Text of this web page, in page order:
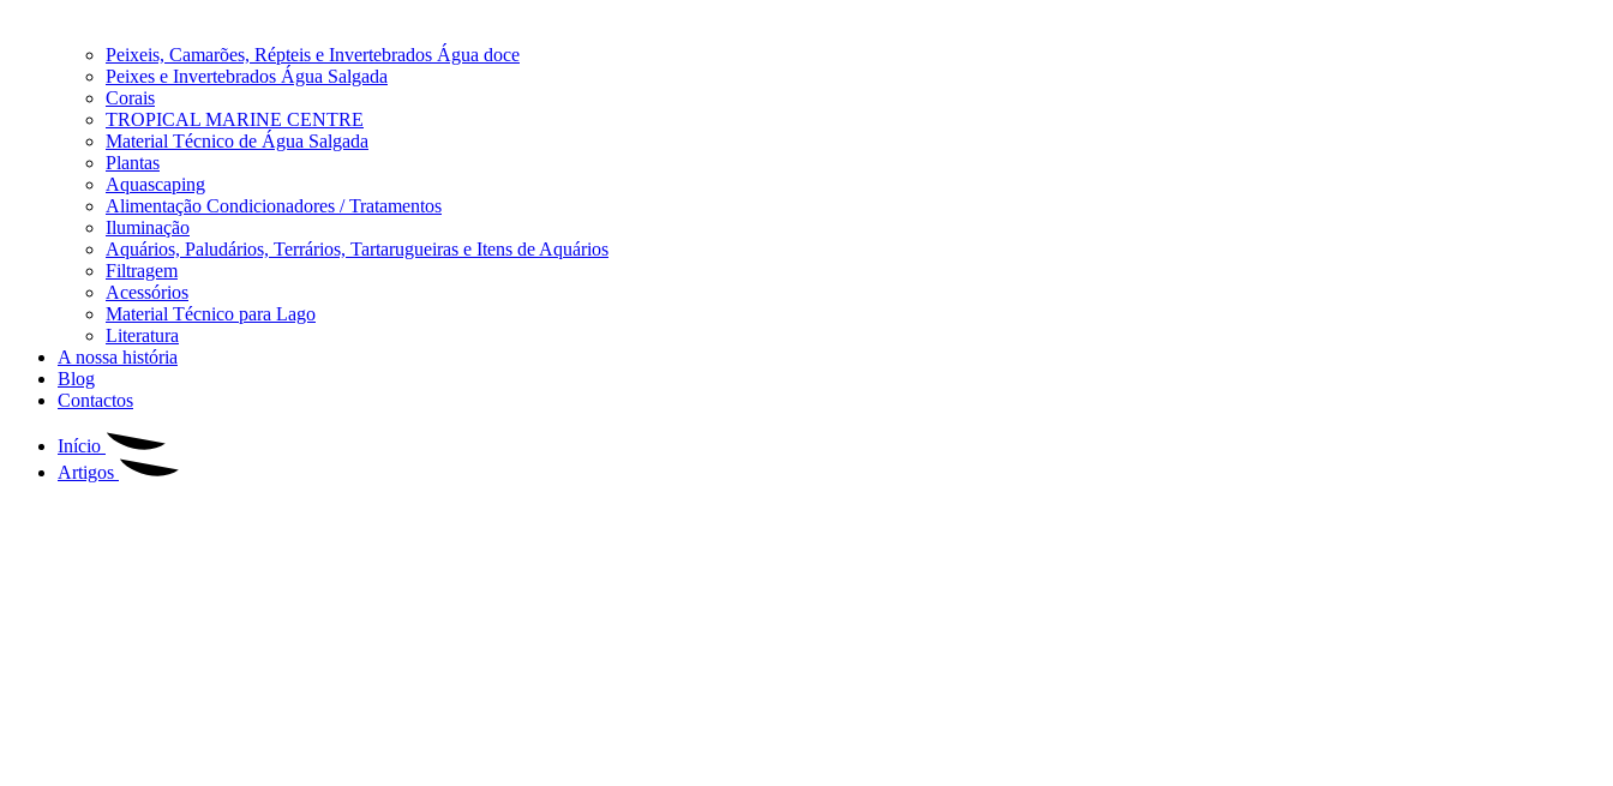
Peixeis, Camarões, Répteis e Invertebrados Água doce
Peixes e Invertebrados Água Salgada
Corais
TROPICAL MARINE CENTRE
Material Técnico de Água Salgada
Plantas
Aquascaping
Alimentação Condicionadores / Tratamentos
Iluminação
Aquários, Paludários, Terrários, Tartarugueiras e Itens de Aquários
Filtragem
Acessórios
Material Técnico para Lago
Literatura
A nossa história
Blog
Contactos
Início
Artigos